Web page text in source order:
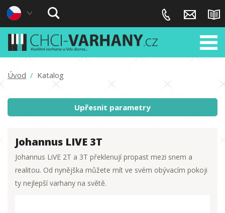
Úvod / Katalog
Upřesnit parametry
Johannus LIVE 3T
Johannus LiVE 2T a 3T překlenují propast mezi snem a
realitou. Od nynějška můžete mít ve svém obývacím pokoji
ty nejlepší varhany na světě.